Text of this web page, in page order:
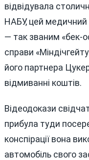
відвідувала
НАБУ, цей медичний
— так званим «бек-
справи
його партнера
відмиванні коштів.
Відеодокази
прибула туди
конспірації вона
автомобіль свого